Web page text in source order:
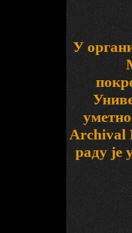
У
Archival
раду је